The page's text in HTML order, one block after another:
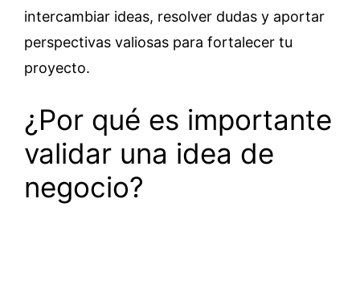
intercambiar ideas, resolver dudas y aportar
perspectivas valiosas para fortalecer tu
proyecto.
¿Por qué es importante
validar una idea de
negocio?